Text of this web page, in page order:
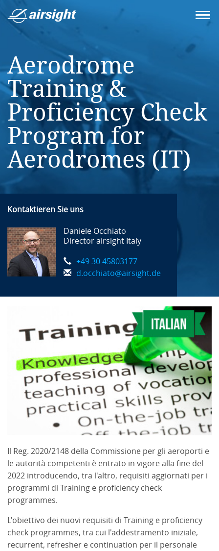
Aerodrome
Training &
Proficiency Check
Program for
Aerodromes (IT)
Kontaktieren Sie uns
Daniele Occhiato
Director airsight Italy
+49 30 45803177
d.occhiato@airsight.de
Il Reg. 2020/2148 della Commissione per gli aeroporti e
le autorità competenti è entrato in vigore alla fine del
2022 introducendo, tra l'altro, requisiti aggiornati per i
programmi di Training e proficiency check
programmes.
L'obiettivo dei nuovi requisiti di Training e proficiency
check programmes, tra cui l'addestramento iniziale,
recurrent, refresher e continuation per il personale